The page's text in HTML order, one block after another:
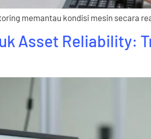
memantau kondisi mesin secara
Asset Reliability: